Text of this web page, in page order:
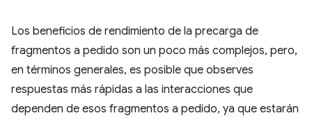
Los beneficios de rendimiento de la precarga de
fragmentos a pedido son un poco más complejos, pero,
en términos generales, es posible que observes
respuestas más rápidas a las interacciones que
dependen de esos fragmentos a pedido, ya que estarán